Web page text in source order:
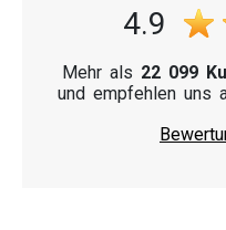
4.9
Mehr als 22 099
und empfehlen uns